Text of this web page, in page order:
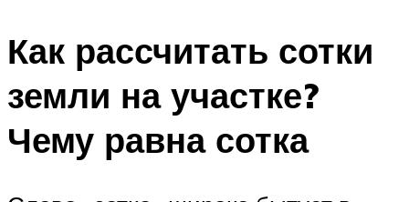
Как рассчитать сотки
земли на участке?
Чему равна сотка